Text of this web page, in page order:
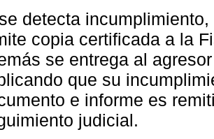
detecta
copia certificada a la
se entrega al
que su
e informe es
judicial.